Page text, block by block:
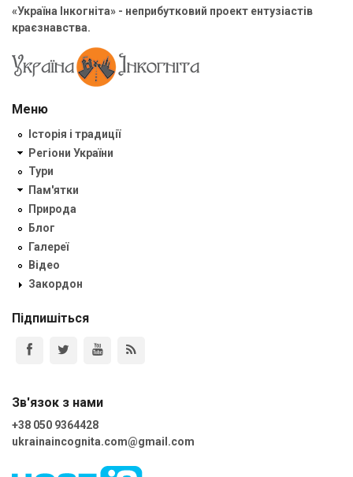
«Україна Інкогніта» - неприбутковий проект ентузіастів
краєзнавства.
Меню
Історія і традиції
Регіони України
Тури
Пам'ятки
Природа
Блог
Галереї
Відео
Закордон
Підпишіться
Зв'язок з нами
+38 050 9364428
ukrainaincognita.com@gmail.com